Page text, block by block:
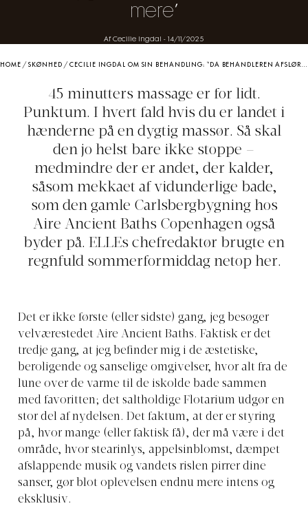
mere”
Af Cecilie Ingdal - 14/11/2025
HOME /SKØNHED /CECILIE INGDAL OM SIN BEHANDLING: “DA BEHANDLEREN AFSLØREDE, AT HUN NU VAR FÆRDIG, HAVDE JEG LYST TIL AT TRYGLE HENDE OM BARE LIDT MERE”
45 minutters massage er for lidt.
Punktum. I hvert fald hvis du er landet i
hænderne på en dygtig massør. Så skal
den jo helst bare ikke stoppe –
medmindre der er andet, der kalder,
såsom mekkaet af vidunderlige bade,
som den gamle Carlsbergbygning hos
Aire Ancient Baths Copenhagen også
byder på. ELLEs chefredaktør brugte en
regnfuld sommerformiddag netop her.
Det er ikke første (eller sidste) gang, jeg besøger
velværestedet Aire Ancient Baths. Faktisk er det
tredje gang, at jeg befinder mig i de æstetiske,
beroligende og sanselige omgivelser, hvor alt fra de
lune over de varme til de iskolde bade sammen
med favoritten; det saltholdige Flotarium udgør en
stor del af nydelsen. Det faktum, at der er styring
på, hvor mange (eller faktisk få), der må være i det
område, hvor stearinlys, appelsinblomst, dæmpet
afslappende musik og vandets rislen pirrer dine
sanser, gør blot oplevelsen endnu mere intens og
eksklusiv.